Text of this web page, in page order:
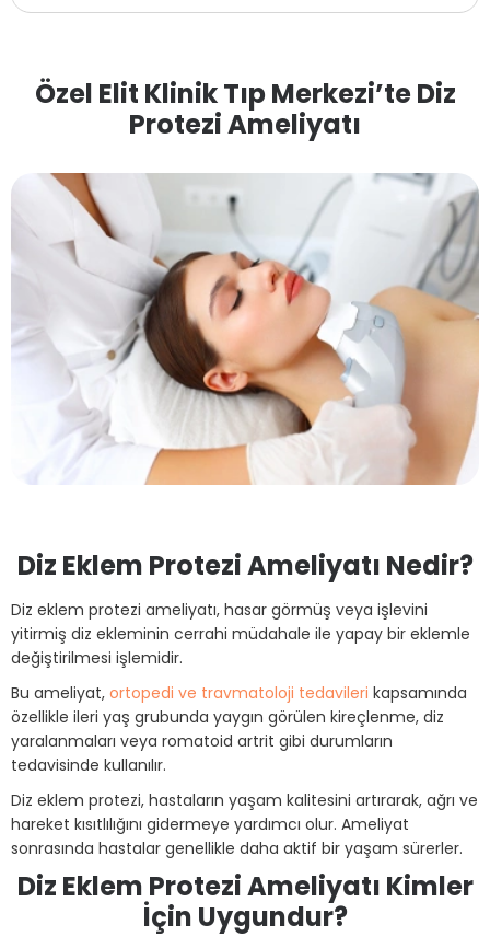
Özel Elit Klinik Tıp Merkezi’te Diz
Protezi Ameliyatı
Diz Eklem Protezi Ameliyatı Nedir?
Diz eklem protezi ameliyatı, hasar görmüş veya işlevini
yitirmiş diz ekleminin cerrahi müdahale ile yapay bir eklemle
değiştirilmesi işlemidir.
Bu ameliyat, ortopedi ve travmatoloji tedavileri kapsamında
özellikle ileri yaş grubunda yaygın görülen kireçlenme, diz
yaralanmaları veya romatoid artrit gibi durumların
tedavisinde kullanılır.
Diz eklem protezi, hastaların yaşam kalitesini artırarak, ağrı ve
hareket kısıtlılığını gidermeye yardımcı olur. Ameliyat
sonrasında hastalar genellikle daha aktif bir yaşam sürerler.
Diz Eklem Protezi Ameliyatı Kimler
İçin Uygundur?